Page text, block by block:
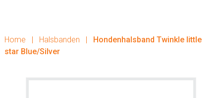
Home | Halsbanden |
Hondenhalsband Twinkle little
star Blue/Silver